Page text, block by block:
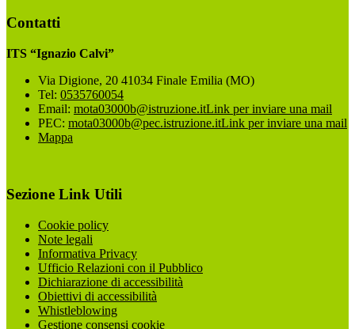
Contatti
ITS “Ignazio Calvi”
Via Digione, 20 41034 Finale Emilia (MO)
Tel: 0535760054
Email: mota03000b@istruzione.itLink per inviare una mail
PEC: mota03000b@pec.istruzione.itLink per inviare una mail
Mappa
Sezione Link Utili
Cookie policy
Note legali
Informativa Privacy
Ufficio Relazioni con il Pubblico
Dichiarazione di accessibilità
Obiettivi di accessibilità
Whistleblowing
Gestione consensi cookie